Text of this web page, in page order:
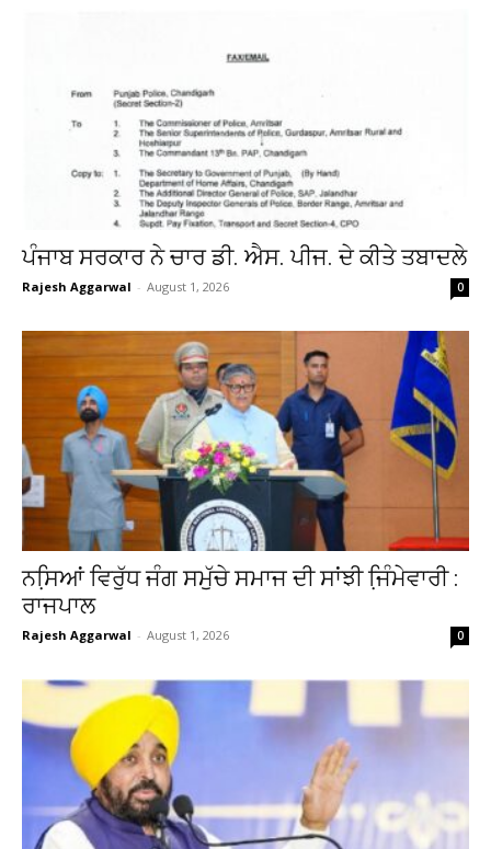
ਪੰਜਾਬ ਸਰਕਾਰ ਨੇ ਚਾਰ ਡੀ. ਐਸ. ਪੀਜ. ਦੇ ਕੀਤੇ ਤਬਾਦਲੇ
Rajesh Aggarwal - August 1, 2026 0
ਨਸਿ਼ਆਂ ਵਿਰੁੱਧ ਜੰਗ ਸਮੁੱਚੇ ਸਮਾਜ ਦੀ ਸਾਂਝੀ ਜਿ਼ੰਮੇਵਾਰੀ :
ਰਾਜਪਾਲ
Rajesh Aggarwal - August 1, 2026 0